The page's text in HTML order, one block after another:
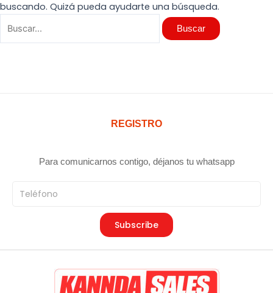
buscando. Quizá pueda ayudarte una búsqueda.
REGISTRO
Para comunicarnos contigo, déjanos tu whatsapp
Teléfono
Subscribe